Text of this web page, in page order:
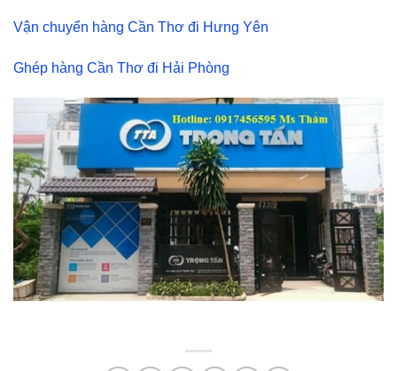
Vận chuyển hàng Cần Thơ đi Hưng Yên
Ghép hàng Cần Thơ đi Hải Phòng